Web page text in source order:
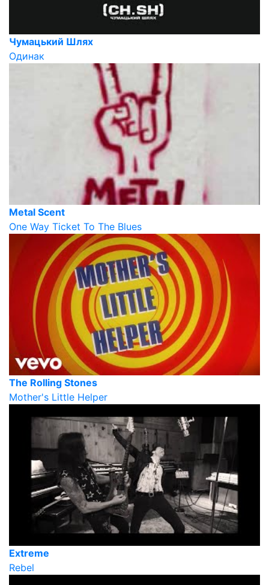
Чумацький Шлях
Одинак
Metal Scent
One Way Ticket To The Blues
The Rolling Stones
Mother's Little Helper
Extreme
Rebel